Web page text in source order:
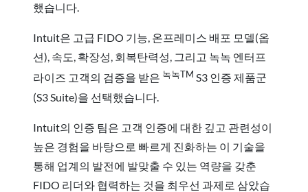
했습니다.
Intuit은 고급 FIDO 기능, 온프레미스 배포 모델(옵
션), 속도, 확장성, 회복탄력성, 그리고 녹녹 엔터프
라이즈 고객의 검증을 받은 녹녹TM S3 인증 제품군
(S3 Suite)을 선택했습니다.
Intuit의 인증 팀은 고객 인증에 대한 깊고 관련성이
높은 경험을 바탕으로 빠르게 진화하는 이 기술을
통해 업계의 발전에 발맞출 수 있는 역량을 갖춘
FIDO 리더와 협력하는 것을 최우선 과제로 삼았습